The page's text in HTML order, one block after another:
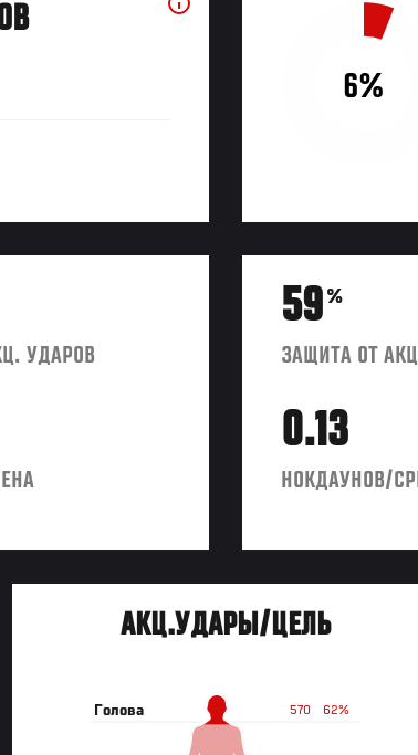
6%
УДАРОВ
59%
ЗАЩИТА ОТ
0.13
НОКДАУНОВ/
АКЦ.УДАРЫ/ЦЕЛЬ
62%
570
Голова